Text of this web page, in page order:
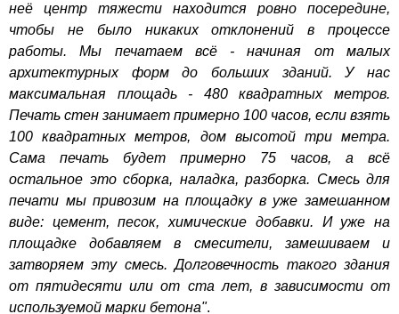
неё центр тяжести находится ровно посередине,
чтобы не было никаких отклонений в процессе
работы. Мы печатаем всё - начиная от малых
архитектурных форм до больших зданий. У нас
максимальная площадь - 480 квадратных метров.
Печать стен занимает примерно 100 часов, если взять
100 квадратных метров, дом высотой три метра.
Сама печать будет примерно 75 часов, а всё
остальное это сборка, наладка, разборка. Смесь для
печати мы привозим на площадку в уже замешанном
виде: цемент, песок, химические добавки. И уже на
площадке добавляем в смесители, замешиваем и
затворяем эту смесь. Долговечность такого здания
от пятидесяти или от ста лет, в зависимости от
используемой марки бетона".